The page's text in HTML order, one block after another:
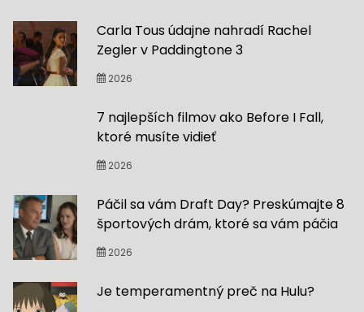
Carla Tous údajne nahradí Rachel
Zegler v Paddingtone 3
2026
7 najlepších filmov ako Before I Fall,
ktoré musíte vidieť
2026
Páčil sa vám Draft Day? Preskúmajte 8
športových drám, ktoré sa vám páčia
2026
Je temperamentný preč na Hulu?